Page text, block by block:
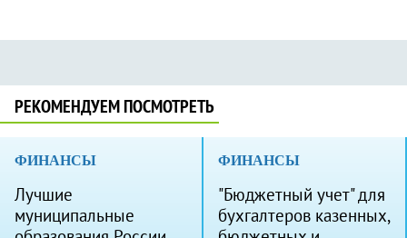
РЕКОМЕНДУЕМ ПОСМОТРЕТЬ
ФИНАНСЫ
Лучшие
муниципальные
ФИНАНСЫ
"Бюджетный учет" для
бухгалтеров казенных,